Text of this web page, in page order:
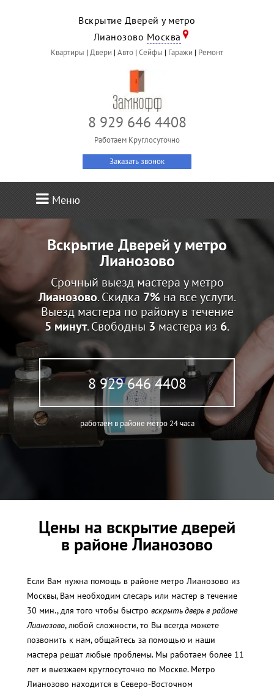
Вскрытие Дверей у метро
Лианозово Москва
Квартиры | Двери | Авто | Сейфы | Гаражи | Ремонт
8 929 646 4408
Работаем Круглосуточно
Заказать звонок
Меню
Вскрытие Дверей у метро
Лианозово
Срочный выезд мастера у метро
Лианозово. Скидка 7%на все услуги.
Выезд мастера по району в течение
5 минут. Свободны 3 мастера из 6.
8 929 646 4408
работаем в районе метро 24 часа
Цены на вскрытие дверей
в районе Лианозово
Если Вам нужна помощь в районе метро Лианозово из
Москвы, Вам необходим слесарь или мастер в течение
30 мин., для того чтобы быстро вскрыть дверь в районе
Лианозово, любой сложности, то Вы всегда можете
позвонить к нам, общайтесь за помощью и наши
мастера решат любые проблемы. Мы работаем более 11
лет и выезжаем круглосуточно по Москве. Метро
Лианозово находится в Северо-Восточном